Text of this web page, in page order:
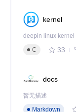
kernel
deepin linux kernel
C
33
docs
暂无描述
Markdown